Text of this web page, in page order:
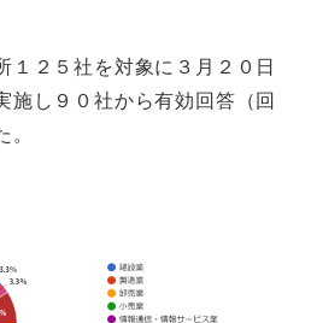
１２５社を対象に３月２０日
施し９０社から有効回答（回